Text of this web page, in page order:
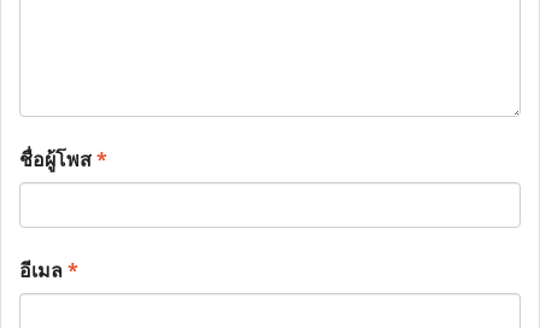
ชื่อผู้โพส*
อีเมล*